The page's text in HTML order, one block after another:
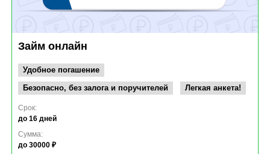
Займ онлайн
Удобное погашение
Безопасно, без залога и поручителей
Легкая анкета!
Срок:
до 16 дней
Сумма:
до 30000 ₽